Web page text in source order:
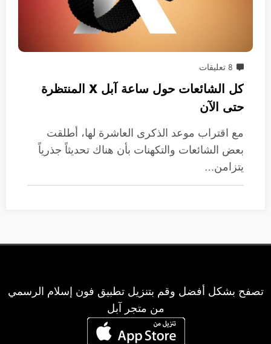
8 تعليقات
كل الشائعات حول ساعة آبل X المنتظرة
حتى الآن
مع اقتراب موعد الذكرى العاشرة لها، أطلقت
بعض الشائعات والتكهنات بأن هناك تحديثاً جذرياً
يتزامن…
تصفح بشكل أفضل وقم بتنزيل تطبيق فون إسلام الرسمي
من متجر آبل